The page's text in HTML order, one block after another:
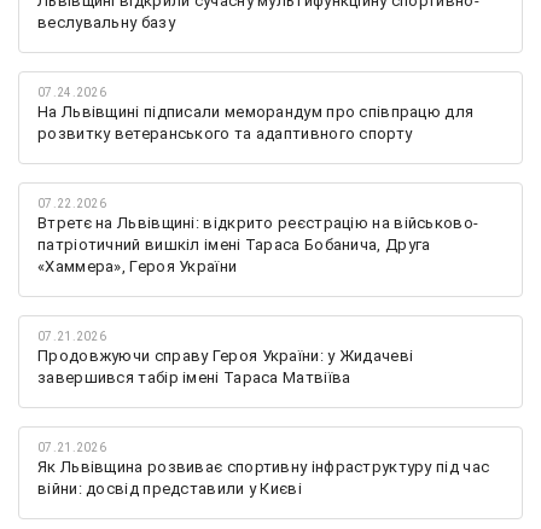
веслувальну базу
07.24.2026
На Львівщині підписали меморандум про співпрацю для
розвитку ветеранського та адаптивного спорту
07.22.2026
Втретє на Львівщині: відкрито реєстрацію на військово-
патріотичний вишкіл імені Тараса Бобанича, Друга
«Хаммера», Героя України
07.21.2026
Продовжуючи справу Героя України: у Жидачеві
завершився табір імені Тараса Матвіїва
07.21.2026
Як Львівщина розвиває спортивну інфраструктуру під час
війни: досвід представили у Києві